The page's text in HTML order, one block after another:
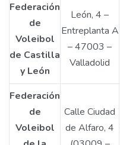
Federación
de
Voleibol
de Castilla
y León
León, 4 –
Entreplanta A
– 47003 –
Valladolid
Federación
de
Voleibol
Calle Ciudad
de Alfaro, 4